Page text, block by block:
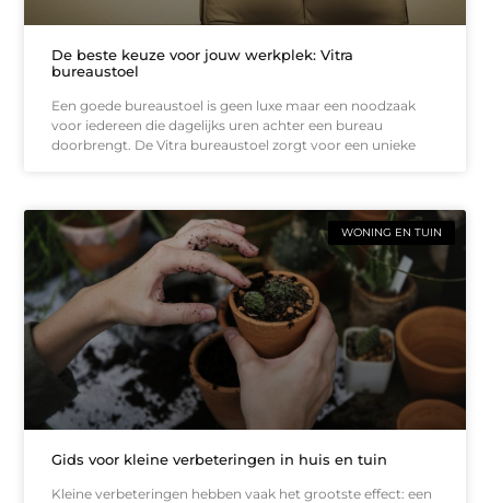
De beste keuze voor jouw werkplek: Vitra
bureaustoel
Een goede bureaustoel is geen luxe maar een noodzaak
voor iedereen die dagelijks uren achter een bureau
doorbrengt. De Vitra bureaustoel zorgt voor een unieke
WONING EN TUIN
Gids voor kleine verbeteringen in huis en tuin
Kleine verbeteringen hebben vaak het grootste effect: een